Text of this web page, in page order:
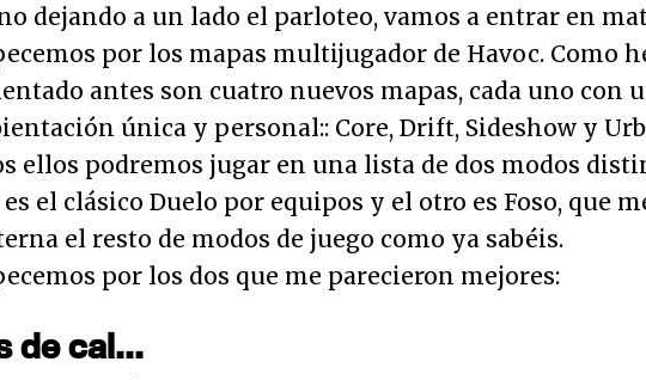
dejando a un lado el parloteo, vamos a entrar en
por los mapas multijugador de Havoc. Como
antes son cuatro nuevos mapas, cada uno con
única y personal:: Core, Drift, Sideshow y
ellos podremos jugar en una lista de dos modos
el clásico Duelo por equipos y el otro es Foso, que
el resto de modos de juego como ya sabéis.
por los dos que me parecieron mejores:
de cal...